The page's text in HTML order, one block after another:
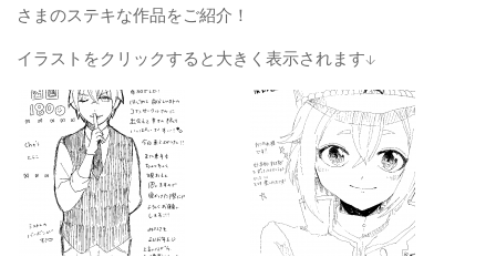
さまのステキな作品をご紹介！
イラストをクリックすると大きく表示されます↓